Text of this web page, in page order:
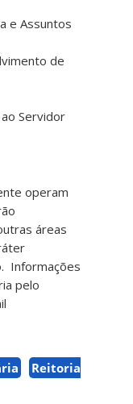
e Assuntos
de
Servidor
operam
áreas
Informações
pelo
Reitoria